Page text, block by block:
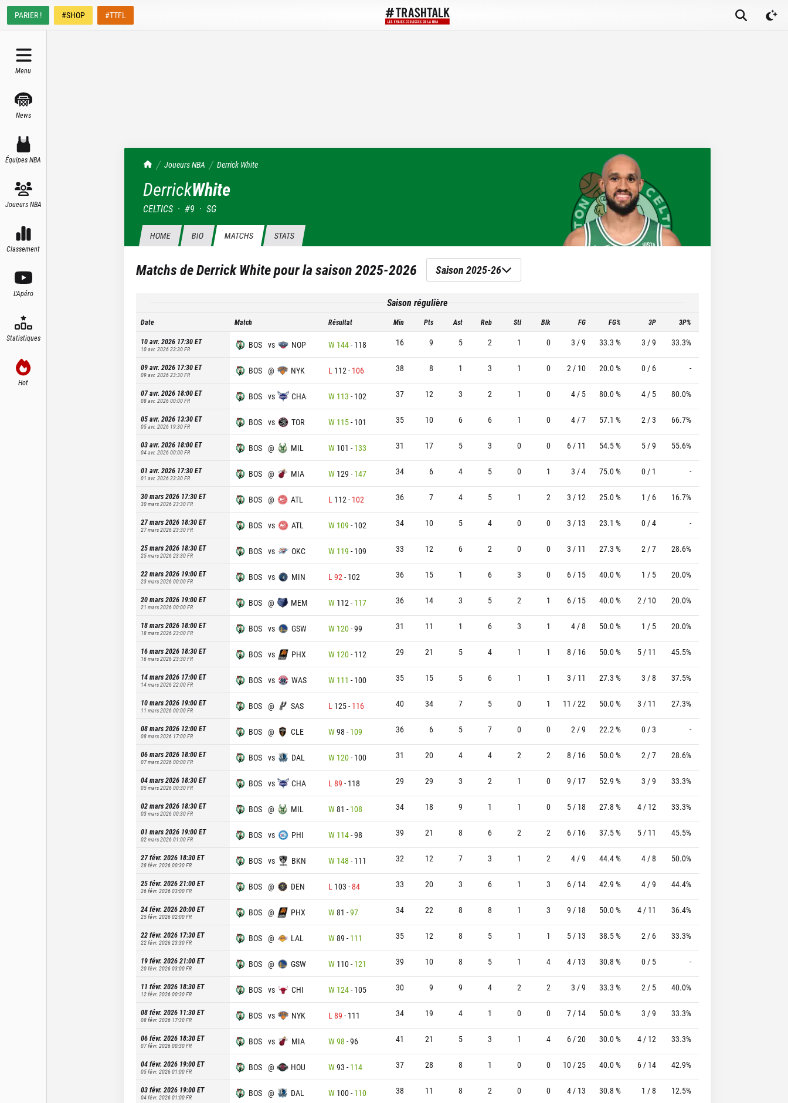
PARIER ! #SHOP #TTFL
Menu
News
Équipes NBA
Joueurs NBA
Classement
L'Apéro
Statistiques
Hot
TrashTalk Actu NBA
Joueurs NBA Derrick White
DerrickWhite
CELTICS · #9 · SG
HOME BIO MATCHS STATS
Matchs deDerrick Whitepour la saison2025-2026 Saison 2025-26
Saison régulière
Date Match Résultat Min Pts Ast Reb Stl Blk FG FG% 3P 3P%
10 avr. 2026 17:30ET
10 avr. 2026 23:30FR BOS vs NOP W 144- 118 16 9 5 2 1 0 3 / 9 33.3 % 3 / 9 33.3%
09 avr. 2026 17:30ET
09 avr. 2026 23:30FR BOS @ NYK L 112 - 106 38 8 1 3 1 0 2 / 10 20.0 % 0 / 6 -
07 avr. 2026 18:00ET
08 avr. 2026 00:00FR BOS vs CHA W 113 - 102 37 12 3 2 1 0 4 / 5 80.0 % 4 / 5 80.0%
05 avr. 2026 13:30ET
05 avr. 2026 19:30FR BOS vs TOR W 115- 101 35 10 6 6 1 0 4 / 7 57.1 % 2 / 3 66.7%
03 avr. 2026 18:00ET
04 avr. 2026 00:00FR BOS @ MIL W 101 - 133 31 17 5 3 0 0 6 / 11 54.5 % 5 / 9 55.6%
01 avr. 2026 17:30ET
01 avr. 2026 23:30FR BOS @ MIA W 129 - 147 34 6 4 5 0 1 3 / 4 75.0 % 0 / 1 -
30 mars 2026 17:30ET
30 mars 2026 23:30FR BOS @ ATL L 112 - 102 36 7 4 5 1 2 3 / 12 25.0 % 1 / 6 16.7%
27 mars 2026 18:30ET
27 mars 2026 23:30FR BOS vs ATL W 109 - 102 34 10 5 4 0 0 3 / 13 23.1 % 0 / 4 -
25 mars 2026 18:30ET
25 mars 2026 23:30FR BOS vs OKC W 119 - 109 33 12 6 2 0 0 3 / 11 27.3 % 2 / 7 28.6%
22 mars 2026 19:00ET
23 mars 2026 00:00FR BOS vs MIN L 92 - 102 36 15 1 6 3 0 6 / 15 40.0 % 1 / 5 20.0%
20 mars 2026 19:00ET
21 mars 2026 00:00FR BOS @ MEM W 112 - 117 36 14 3 5 2 1 6 / 15 40.0 % 2 / 10 20.0%
18 mars 2026 18:00ET
18 mars 2026 23:00FR BOS vs GSW W 120-99 31 11 1 6 3 1 4 / 8 50.0 % 1 / 5 20.0%
16 mars 2026 18:30ET
16 mars 2026 23:30FR BOS vs PHX W 120- 112 29 21 5 4 1 1 8 / 16 50.0 % 5 / 11 45.5%
14 mars 2026 17:00ET
14 mars 2026 22:00FR BOS vs WAS W 111 - 100 35 15 5 6 1 1 3 / 11 27.3 % 3 / 8 37.5%
10 mars 2026 19:00ET
11 mars 2026 00:00FR BOS @ SAS L 125- 116 40 34 7 5 0 1 11 / 22 50.0 % 3 / 11 27.3%
08 mars 2026 12:00ET
08 mars 2026 17:00FR BOS @ CLE W98 - 109 36 6 5 7 0 0 2 / 9 22.2 % 0 / 3 -
06 mars 2026 18:00ET
07 mars 2026 00:00FR BOS vs DAL W 120- 100 31 20 4 4 2 2 8 / 16 50.0 % 2 / 7 28.6%
04 mars 2026 18:30ET
05 mars 2026 00:30FR BOS vs CHA L 89 - 118 29 29 3 2 1 0 9 / 17 52.9 % 3 / 9 33.3%
02 mars 2026 18:30ET
03 mars 2026 00:30FR BOS @ MIL W81 - 108 34 18 9 1 1 0 5 / 18 27.8 % 4 / 12 33.3%
01 mars 2026 19:00ET
02 mars 2026 01:00FR BOS vs PHI W 114-98 39 21 8 6 2 2 6 / 16 37.5 % 5 / 11 45.5%
27 févr. 2026 18:30ET
28 févr. 2026 00:30FR BOS vs BKN W 148 - 111 32 12 7 3 1 2 4 / 9 44.4 % 4 / 8 50.0%
25 févr. 2026 21:00ET
26 févr. 2026 03:00FR BOS @ DEN L 103 -84 33 20 3 6 1 3 6 / 14 42.9 % 4 / 9 44.4%
24 févr. 2026 20:00ET
25 févr. 2026 02:00FR BOS @ PHX W81 -97 34 22 8 8 1 3 9 / 18 50.0 % 4 / 11 36.4%
22 févr. 2026 17:30ET
22 févr. 2026 23:30FR BOS @ LAL W89 - 111 35 12 8 5 1 1 5 / 13 38.5 % 2 / 6 33.3%
19 févr. 2026 21:00ET
20 févr. 2026 03:00FR BOS @ GSW W 110- 121 39 10 8 5 1 4 4 / 13 30.8 % 0 / 5 -
11 févr. 2026 18:30ET
12 févr. 2026 00:30FR BOS vs CHI W 124- 105 30 9 9 4 2 2 3 / 9 33.3 % 2 / 5 40.0%
08 févr. 2026 11:30ET
08 févr. 2026 17:30FR BOS vs NYK L 89 - 111 34 19 4 1 0 0 7 / 14 50.0 % 3 / 9 33.3%
06 févr. 2026 18:30ET
07 févr. 2026 00:30FR BOS vs MIA W98 -96 41 21 5 3 1 4 6 / 20 30.0 % 4 / 12 33.3%
04 févr. 2026 19:00ET
05 févr. 2026 01:00FR BOS @ HOU W93 - 114 37 28 8 1 0 0 10 / 25 40.0 % 6 / 14 42.9%
03 févr. 2026 19:00ET
04 févr. 2026 01:00FR BOS @ DAL W 100- 110 38 11 8 2 0 0 4 / 13 30.8 % 1 / 8 12.5%